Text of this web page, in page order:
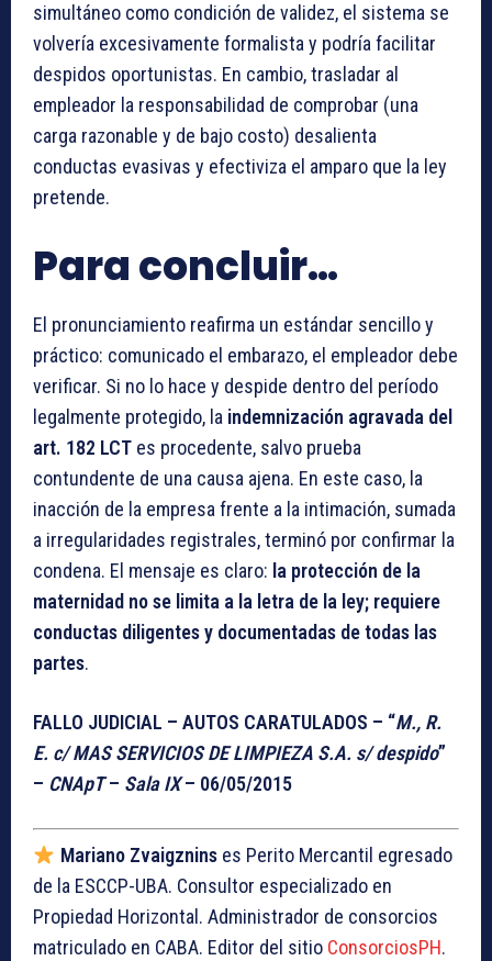
simultáneo como condición de validez, el sistema se
volvería excesivamente formalista y podría facilitar
despidos oportunistas. En cambio, trasladar al
empleador la responsabilidad de comprobar (una
carga razonable y de bajo costo) desalienta
conductas evasivas y efectiviza el amparo que la ley
pretende.
Para concluir…
El pronunciamiento reafirma un estándar sencillo y
práctico: comunicado el embarazo, el empleador debe
verificar. Si no lo hace y despide dentro del período
legalmente protegido, la indemnización agravada del
art. 182 LCT es procedente, salvo prueba
contundente de una causa ajena. En este caso, la
inacción de la empresa frente a la intimación, sumada
a irregularidades registrales, terminó por confirmar la
condena. El mensaje es claro: la protección de la
maternidad no se limita a la letra de la ley; requiere
conductas diligentes y documentadas de todas las
partes.
FALLO JUDICIAL – AUTOS CARATULADOS – “M., R.
E. c/ MAS SERVICIOS DE LIMPIEZA S.A. s/ despido”
– CNApT– Sala IX– 06/05/2015
Mariano Zvaigzninses Perito Mercantil egresado
de la ESCCP-UBA. Consultor especializado en
Propiedad Horizontal. Administrador de consorcios
matriculado en CABA. Editor del sitio ConsorciosPH.